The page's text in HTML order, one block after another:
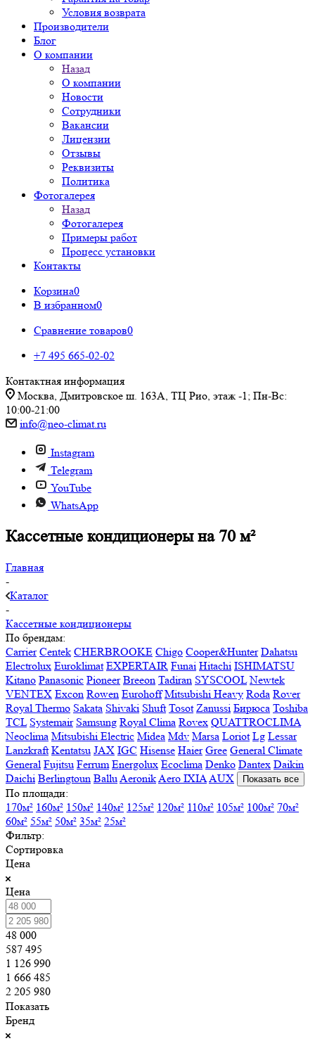
Условия возврата
Производители
Блог
О компании
Назад
О компании
Новости
Сотрудники
Вакансии
Лицензии
Отзывы
Реквизиты
Политика
Фотогалерея
Назад
Фотогалерея
Примеры работ
Процесс установки
Контакты
Корзина0
В избранном0
Сравнение товаров0
+7 495 665-02-02
Контактная информация
Москва, Дмитровское ш. 163А, ТЦ Рио, этаж -1; Пн-Вс:
10:00-21:00
info@neo-climat.ru
Instagram
Telegram
YouTube
WhatsApp
Кассетные кондиционеры на 70 м²
Главная
-
Каталог
-
Кассетные кондиционеры
По брендам:
Carrier Centek CHERBROOKE Chigo Cooper&Hunter Dahatsu
Electrolux Euroklimat EXPERTAIR Funai Hitachi ISHIMATSU
Kitano Panasonic Pioneer Breeon Tadiran SYSCOOL Newtek
VENTEX Excon Rowen Eurohoff Mitsubishi Heavy Roda Rover
Royal Thermo Sakata Shivaki Shuft Tosot Zanussi Бирюса Toshiba
TCL Systemair Samsung Royal Clima Rovex QUATTROCLIMA
Neoclima Mitsubishi Electric Midea Mdv Marsa Loriot Lg Lessar
Lanzkraft Kentatsu JAX IGC Hisense Haier Gree General Climate
General Fujitsu Ferrum Energolux Ecoclima Denko Dantex Daikin
Daichi Berlingtoun BalluAeronikAero IXIAAUX Показать все
По площади:
170м² 160м² 150м² 140м² 125м² 120м² 110м² 105м² 100м² 70м²
60м² 55м² 50м² 35м² 25м²
Фильтр:
Сортировка
Цена
Цена
48 000
587 495
1 126 990
1 666 485
2 205 980
Показать
Бренд